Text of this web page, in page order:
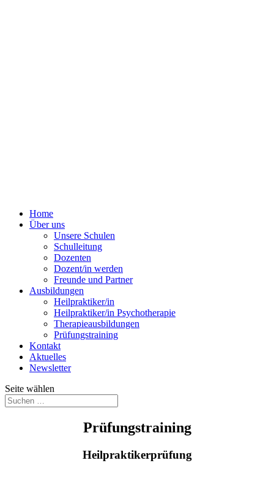
Home
Über uns
Unsere Schulen
Schulleitung
Dozenten
Dozent/in werden
Freunde und Partner
Ausbildungen
Heilpraktiker/in
Heilpraktiker/in Psychotherapie
Therapieausbildungen
Prüfungstraining
Kontakt
Aktuelles
Newsletter
Seite wählen
Prüfungstraining
Heilpraktikerprüfung